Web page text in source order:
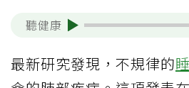
聽健康
最新研究發現，不規律的